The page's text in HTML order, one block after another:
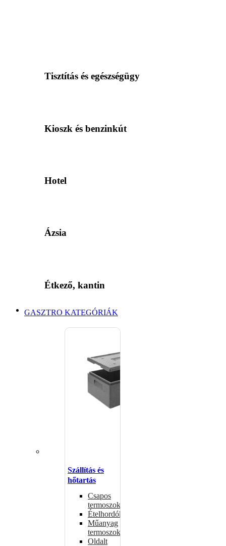
Tisztítás és egészségügy
Kioszk és benzinkút
Hotel
Ázsia
Étkező, kantin
GASZTRO KATEGÓRIÁK
Szállítás és
hőtartás
Csapos
termoszok
Ételhordók
Műanyag
termoszok
Oldalt